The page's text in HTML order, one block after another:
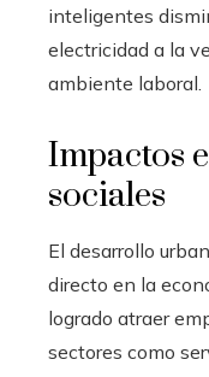
inteligentes
electricidad a la
ambiente laboral.
Impactos
sociales
El desarrollo
directo en la
logrado atraer
sectores como